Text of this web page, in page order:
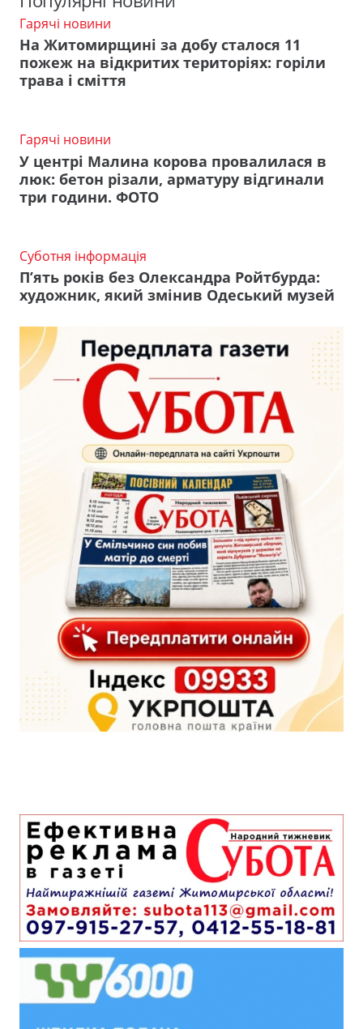
Гарячі новини
На Житомирщині за добу сталося 11
пожеж на відкритих територіях: горіли
трава і сміття
Гарячі новини
У центрі Малина корова провалилася в
люк: бетон різали, арматуру відгинали
три години. ФОТО
Суботня інформація
П’ять років без Олександра Ройтбурда:
художник, який змінив Одеський музей